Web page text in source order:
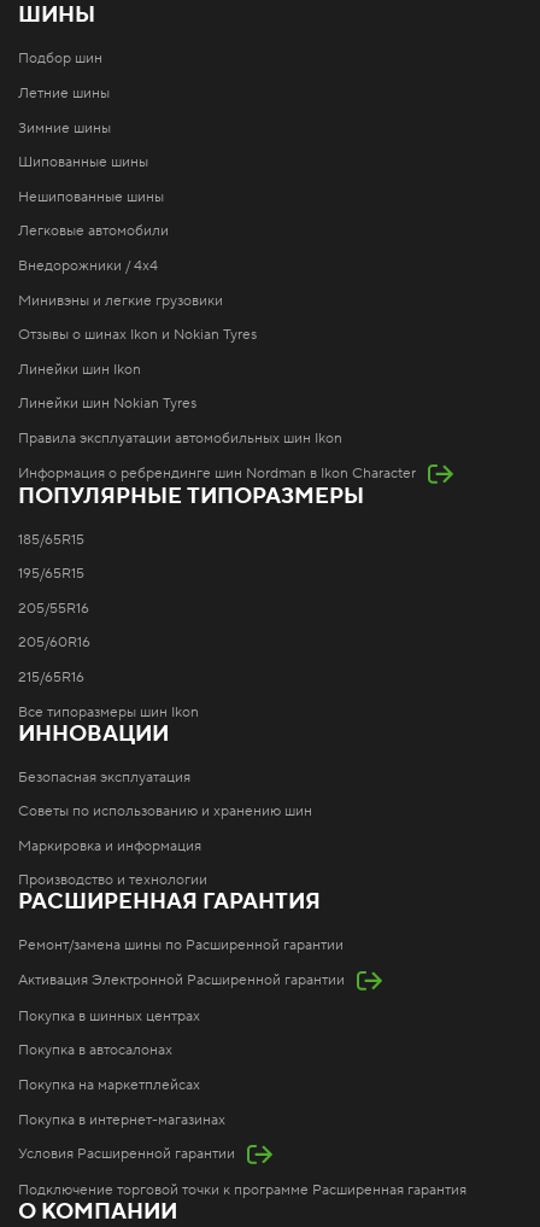
ШИНЫ
Подбор шин
Летние шины
Зимние шины
Шипованные шины
Нешипованные шины
Легковые автомобили
Внедорожники / 4x4
Минивэны и легкие грузовики
Отзывы о шинах Ikon и Nokian Tyres
Линейки шин Ikon
Линейки шин Nokian Tyres
Правила эксплуатации автомобильных шин Ikon
Информация о ребрендинге шин Nordman в Ikon Character
ПОПУЛЯРНЫЕ ТИПОРАЗМЕРЫ
185/65R15
195/65R15
205/55R16
205/60R16
215/65R16
Все типоразмеры шин Ikon
ИННОВАЦИИ
Безопасная эксплуатация
Советы по использованию и хранению шин
Маркировка и информация
Производство и технологии
РАСШИРЕННАЯ ГАРАНТИЯ
Ремонт/замена шины по Расширенной гарантии
Активация Электронной Расширенной гарантии
Покупка в шинных центрах
Покупка в автосалонах
Покупка на маркетплейсах
Покупка в интернет-магазинах
Условия Расширенной гарантии
Подключение торговой точки к программе Расширенная гарантия
О КОМПАНИИ